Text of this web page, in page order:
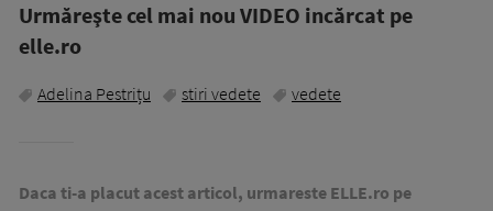
Urmăreşte cel mai nou VIDEO incărcat pe
elle.ro
Adelina Pestrițu stiri vedete vedete
Daca ti-a placut acest articol, urmareste ELLE.ro pe